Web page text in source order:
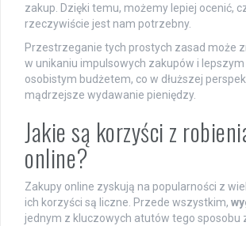
zakup. Dzięki temu, możemy lepiej ocenić,
rzeczywiście jest nam potrzebny.
Przestrzeganie tych prostych zasad może
w unikaniu impulsowych zakupów i
osobistym budżetem, co w dłuższej
mądrzejsze wydawanie pieniędzy.
Jakie są korzyści z
online?
Zakupy online zyskują na popularności z
ich korzyści są liczne. Przede wszystkim,
jednym z kluczowych atutów tego sposobu